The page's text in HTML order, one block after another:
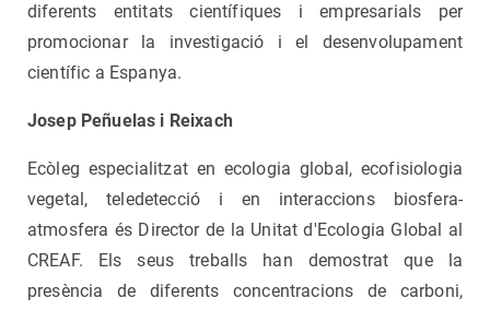
diferents entitats científiques i empresarials per
promocionar la investigació i el desenvolupament
científic a Espanya.
Josep Peñuelas i Reixach
Ecòleg especialitzat en ecologia global, ecofisiologia
vegetal, teledetecció i en interaccions biosfera-
atmosfera és Director de la Unitat d'Ecologia Global al
CREAF. Els seus treballs han demostrat que la
presència de diferents concentracions de carboni,